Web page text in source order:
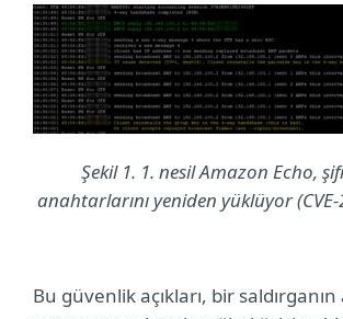
Şekil 1. 1. nesil Amazon Echo,
anahtarlarını yeniden yüklüyor
Bu güvenlik açıkları, bir